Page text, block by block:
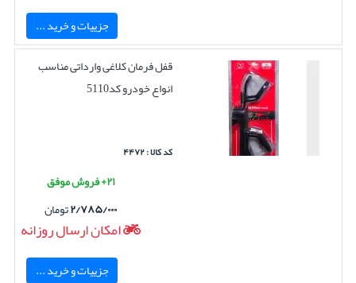
جزییات و خرید ...
قفل فرمان کلاغی وارداتی مناسب
انواع خودرو کد5110
کد کالا : ۴۴۷۲
۲۱+ فروش موفق
۲/۷۸۵/۰۰۰تومان
امکان ارسال روزانه
جزییات و خرید ...